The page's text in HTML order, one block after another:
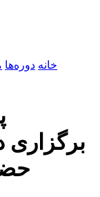
خانه دوره‌ها